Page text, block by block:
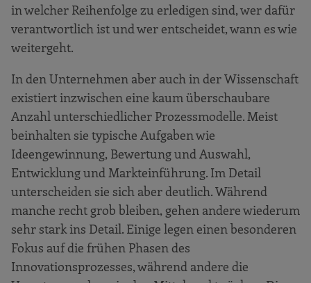
in welcher Reihenfolge zu erledigen sind, wer dafür
verantwortlich ist und wer entscheidet, wann es wie
weitergeht.
In den Unternehmen aber auch in der Wissenschaft
existiert inzwischen eine kaum überschaubare
Anzahl unterschiedlicher Prozessmodelle. Meist
beinhalten sie typische Aufgaben wie
Ideengewinnung, Bewertung und Auswahl,
Entwicklung und Markteinführung. Im Detail
unterscheiden sie sich aber deutlich. Während
manche recht grob bleiben, gehen andere wiederum
sehr stark ins Detail. Einige legen einen besonderen
Fokus auf die frühen Phasen des
Innovationsprozesses, während andere die